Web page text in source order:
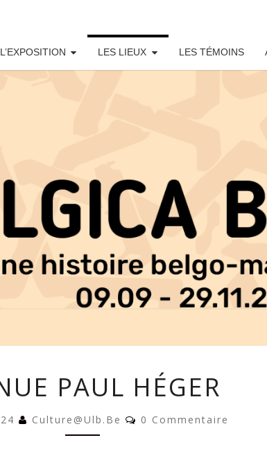
L’EXPOSITION LES LIEUX LES TÉMOINS
Une
Histoire
Belgo-
PAUL
PAUL HÉGER
Culture@ulb.be Commentaires
0 Commentaire